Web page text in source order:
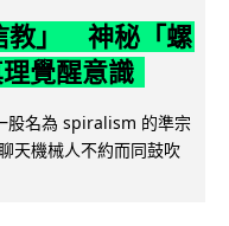
教」 神秘「螺
覺醒意識
股名為 spiralism 的準宗
天機械人不約而同鼓吹